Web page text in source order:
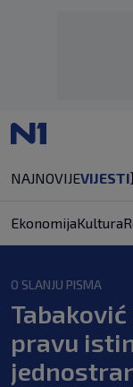
NAJNOVIJEVIJESTI
EkonomijaKultura
O SLANJU PISMA
Tabaković
pravu